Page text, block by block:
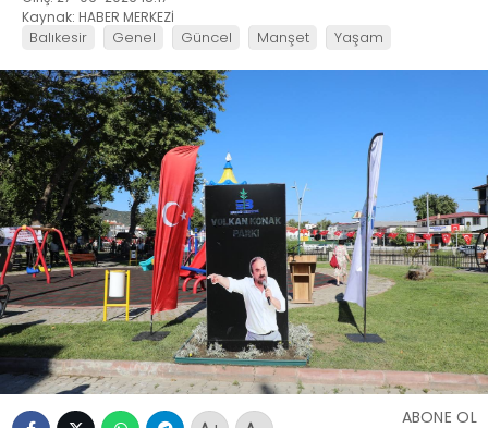
Kaynak: HABER MERKEZİ
Balıkesir Genel Güncel Manşet Yaşam
ABONE OL